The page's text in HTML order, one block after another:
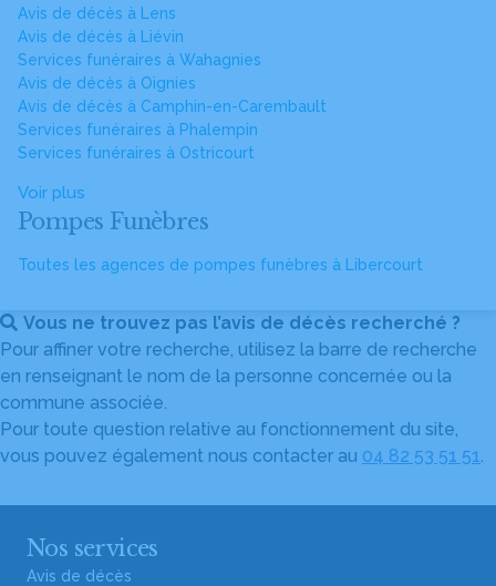
Avis de décès à Lens
Avis de décès à Liévin
Services funéraires à Wahagnies
Avis de décès à Oignies
Avis de décès à Camphin-en-Carembault
Services funéraires à Phalempin
Services funéraires à Ostricourt
Voir plus
Pompes Funèbres
Toutes les agences de pompes funèbres à Libercourt
Vous ne trouvez pas l’avis de décès recherché ?
Pour affiner votre recherche, utilisez la barre de recherche
en renseignant le nom de la personne concernée ou la
commune associée.
Pour toute question relative au fonctionnement du site,
vous pouvez également nous contacter au 04 82 53 51 51.
Nos services
Avis de décès